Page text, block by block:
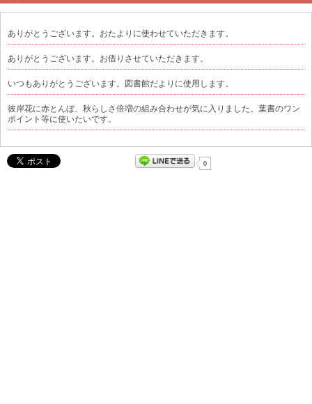
ありがとうございます。おたよりに使わせていただきます。
ありがとうございます。お借りさせていただきます。
いつもありがとうございます。図書館だよりに使用します。
彼岸花に赤とんぼ、秋らしさ倍増の組み合わせが気に入りました。葉書のワン
ポイント等に使いたいです。
0